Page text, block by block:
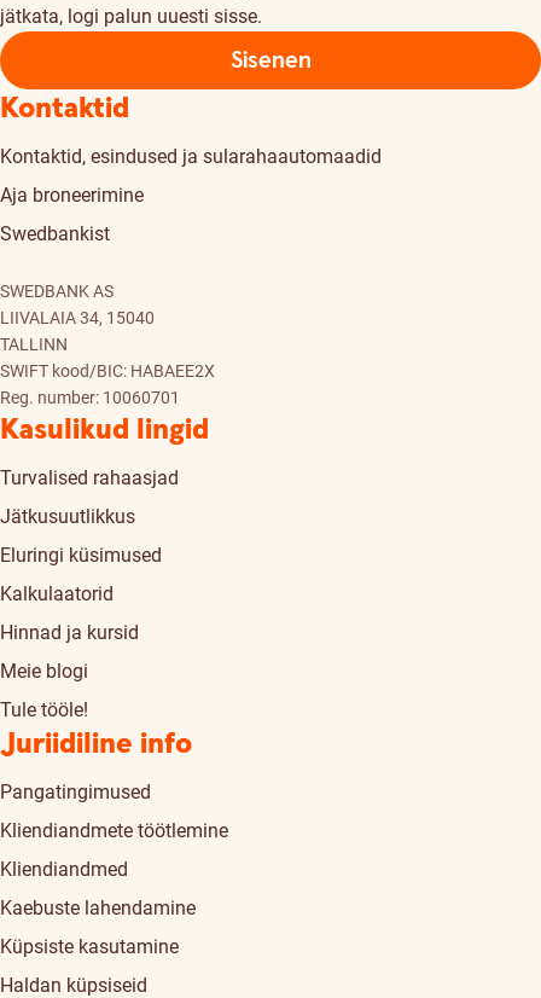
jätkata, logi palun uuesti sisse.
Sisenen
Kontaktid
Kontaktid, esindused ja sularahaautomaadid
Aja broneerimine
Swedbankist
SWEDBANK AS
LIIVALAIA 34, 15040
TALLINN
SWIFT kood/BIC: HABAEE2X
Reg. number: 10060701
Kasulikud lingid
Turvalised rahaasjad
Jätkusuutlikkus
Eluringi küsimused
Kalkulaatorid
Hinnad ja kursid
Meie blogi
Tule tööle!
Juriidiline info
Pangatingimused
Kliendiandmete töötlemine
Kliendiandmed
Kaebuste lahendamine
Küpsiste kasutamine
Haldan küpsiseid